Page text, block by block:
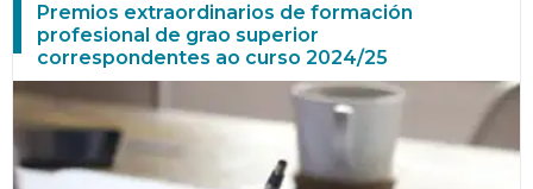
Premios extraordinarios de formación
profesional de grao superior
correspondentes ao curso 2024/25